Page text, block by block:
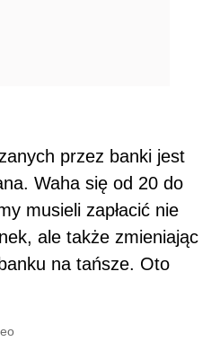
przez banki jest
Waha się od 20 do
musieli zapłacić nie
ale także zmieniając
na tańsze. Oto